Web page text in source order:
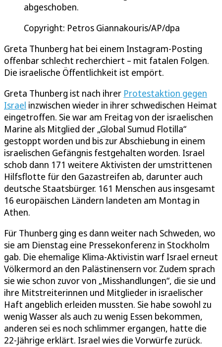
abgeschoben.
Copyright: Petros Giannakouris/AP/dpa
Greta Thunberg hat bei einem Instagram-Posting
offenbar schlecht recherchiert – mit fatalen Folgen.
Die israelische Öffentlichkeit ist empört.
Greta Thunberg ist nach ihrer Protestaktion gegen
Israel inzwischen wieder in ihrer schwedischen Heimat
eingetroffen. Sie war am Freitag von der israelischen
Marine als Mitglied der „Global Sumud Flotilla“
gestoppt worden und bis zur Abschiebung in einem
israelischen Gefängnis festgehalten worden. Israel
schob dann 171 weitere Aktivisten der umstrittenen
Hilfsflotte für den Gazastreifen ab, darunter auch
deutsche Staatsbürger. 161 Menschen aus insgesamt
16 europäischen Ländern landeten am Montag in
Athen.
Für Thunberg ging es dann weiter nach Schweden, wo
sie am Dienstag eine Pressekonferenz in Stockholm
gab. Die ehemalige Klima-Aktivistin warf Israel erneut
Völkermord an den Palästinensern vor. Zudem sprach
sie wie schon zuvor von „Misshandlungen“, die sie und
ihre Mitstreiterinnen und Mitglieder in israelischer
Haft angeblich erleiden mussten. Sie habe sowohl zu
wenig Wasser als auch zu wenig Essen bekommen,
anderen sei es noch schlimmer ergangen, hatte die
22-Jährige erklärt. Israel wies die Vorwürfe zurück.